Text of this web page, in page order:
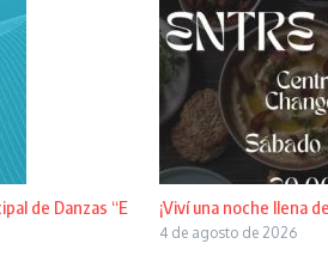
de Danzas “E
¡Viví una noche llena
4 de agosto de 2026